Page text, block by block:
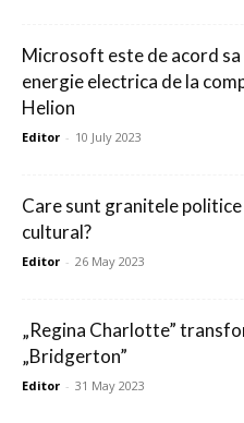
Microsoft este de acord sa
energie electrica de la
Helion
Editor - 10 July 2023
Care sunt granitele
cultural?
Editor - 26 May 2023
„Regina Charlotte”
„Bridgerton”
Editor - 31 May 2023